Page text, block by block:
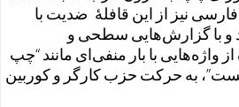
نیز از این قافلهٔ ضدیت با
و با گزارش‌هایی سطحی و
واژه‌هایی با بار منفی‌ای مانند “چپ
به حرکت حزب کارگر و کوربین